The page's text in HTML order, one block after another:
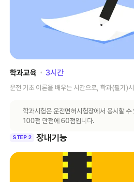
학과교육 ･ 3시간
운전 기초 이론을 배우는 시간으로, 학과(필기)
학과시험은 운전면허시험장에서 응시할 수
100점 만점에 60점입니다.
STEP 2 장내기능